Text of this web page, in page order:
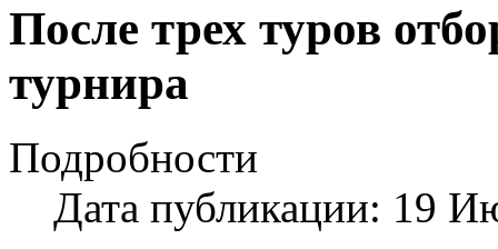
После трех туров
турнира
Подробности
Дата публикации: 19